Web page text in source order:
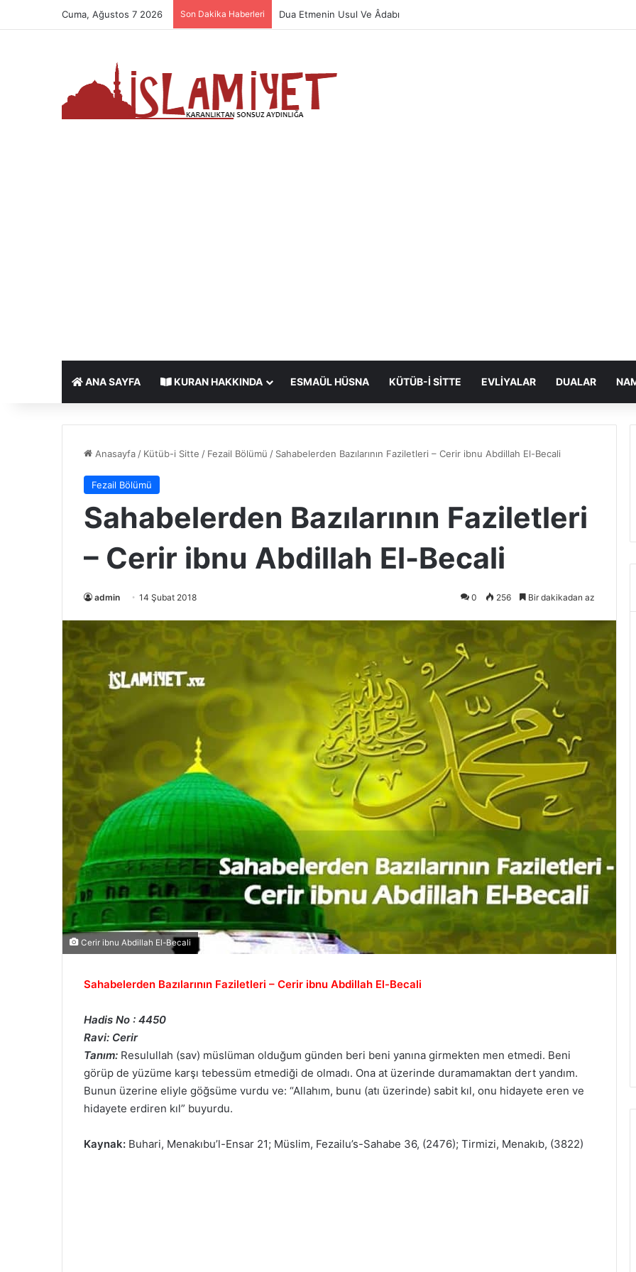
Cuma, Ağustos 7 2026 Son Dakika Haberleri Namazın Önemi Ve Fazileti
ANA SAYFA KURAN HAKKINDA ESMAÜL HÜSNA KÜTÜB-I SITTE EVLIYALAR DUALAR
Anasayfa / Kütüb-i Sitte / Fezail Bölümü / Sahabelerden Bazılarının Faziletleri – Cerir ibnu Abdillah El-Becali
Fezail Bölümü
Sahabelerden Bazılarının Faziletleri
– Cerir ibnu Abdillah El-Becali
admin 14 Şubat 2018 0 256 Bir dakikadan az
Cerir ibnu Abdillah El-Becali
Sahabelerden Bazılarının Faziletleri – Cerir ibnu Abdillah El-Becali
Hadis No : 4450
Ravi: Cerir
Tanım: Resulullah (sav) müslüman olduğum günden beri beni yanına girmekten men etmedi. Beni
görüp de yüzüme karşı tebessüm etmediği de olmadı. Ona at üzerinde duramamaktan dert yandım.
Bunun üzerine eliyle göğsüme vurdu ve: “Allahım, bunu (atı üzerinde) sabit kıl, onu hidayete eren ve
hidayete erdiren kıl” buyurdu.
Kaynak: Buhari, Menakıbu’l-Ensar 21; Müslim, Fezailu’s-Sahabe 36, (2476); Tirmizi, Menakıb, (3822)